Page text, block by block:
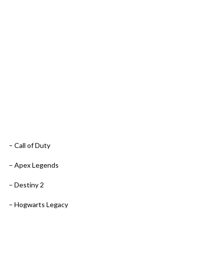
– Call of Duty
– Apex Legends
– Destiny 2
– Hogwarts Legacy